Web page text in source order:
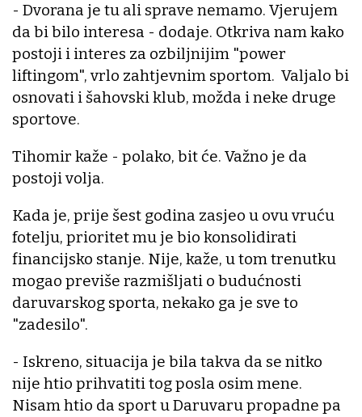
- Dvorana je tu ali sprave nemamo. Vjerujem
da bi bilo interesa - dodaje. Otkriva nam kako
postoji i interes za ozbiljnijim "power
liftingom", vrlo zahtjevnim sportom. Valjalo bi
osnovati i šahovski klub, možda i neke druge
sportove.
Tihomir kaže - polako, bit će. Važno je da
postoji volja.
Kada je, prije šest godina zasjeo u ovu vruću
fotelju, prioritet mu je bio konsolidirati
financijsko stanje. Nije, kaže, u tom trenutku
mogao previše razmišljati o budućnosti
daruvarskog sporta, nekako ga je sve to
"zadesilo".
- Iskreno, situacija je bila takva da se nitko
nije htio prihvatiti tog posla osim mene.
Nisam htio da sport u Daruvaru propadne pa